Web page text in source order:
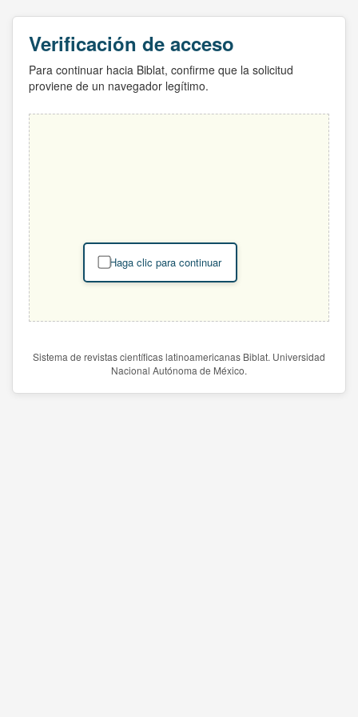
Verificación de acceso
Para continuar hacia Biblat, confirme que la solicitud
proviene de un navegador legítimo.
Haga clic para continuar
Sistema de revistas científicas latinoamericanas Biblat. Universidad
Nacional Autónoma de México.